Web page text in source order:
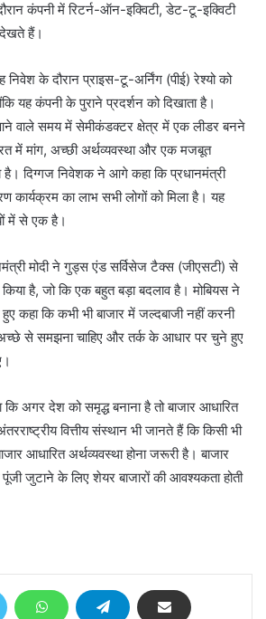
कंपनी में रिटर्न-ऑन-इक्विटी, डेट-टू-इक्विटी
हैं।
निवेश के दौरान प्राइस-टू-अर्निंग (पीई) रेश्यो को
यह कंपनी के पुराने प्रदर्शन को दिखाता है।
वाले समय में सेमीकंडक्टर क्षेत्र में एक लीडर बनने
में मांग, अच्छी अर्थव्यवस्था और एक मजबूत
है। दिग्गज निवेशक ने आगे कहा कि प्रधानमंत्री
कार्यक्रम का लाभ सभी लोगों को मिला है। यह
में से एक है।
मोदी ने गुड्स एंड सर्विसेज टैक्स (जीएसटी) से
है, जो कि एक बहुत बड़ा बदलाव है। मोबियस ने
कहा कि कभी भी बाजार में जल्दबाजी नहीं करनी
से समझना चाहिए और तर्क के आधार पर चुने हुए
अगर देश को समृद्ध बनाना है तो बाजार आधारित
वित्तीय संस्थान भी जानते हैं कि किसी भी
आधारित अर्थव्यवस्था होना जरूरी है। बाजार
जुटाने के लिए शेयर बाजारों की आवश्यकता होती